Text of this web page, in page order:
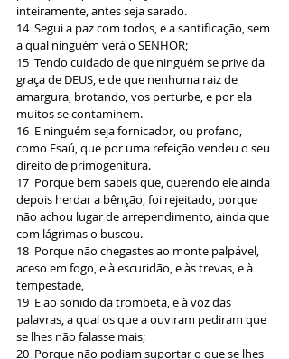
inteiramente, antes seja sarado.
14  Segui a paz com todos, e a santificação, sem
a qual ninguém verá o SENHOR;
15  Tendo cuidado de que ninguém se prive da
graça de DEUS, e de que nenhuma raiz de
amargura, brotando, vos perturbe, e por ela
muitos se contaminem.
16  E ninguém seja fornicador, ou profano,
como Esaú, que por uma refeição vendeu o seu
direito de primogenitura.
17  Porque bem sabeis que, querendo ele ainda
depois herdar a bênção, foi rejeitado, porque
não achou lugar de arrependimento, ainda que
com lágrimas o buscou.
18  Porque não chegastes ao monte palpável,
aceso em fogo, e à escuridão, e às trevas, e à
tempestade,
19  E ao sonido da trombeta, e à voz das
palavras, a qual os que a ouviram pediram que
se lhes não falasse mais;
20  Porque não podiam suportar o que se lhes